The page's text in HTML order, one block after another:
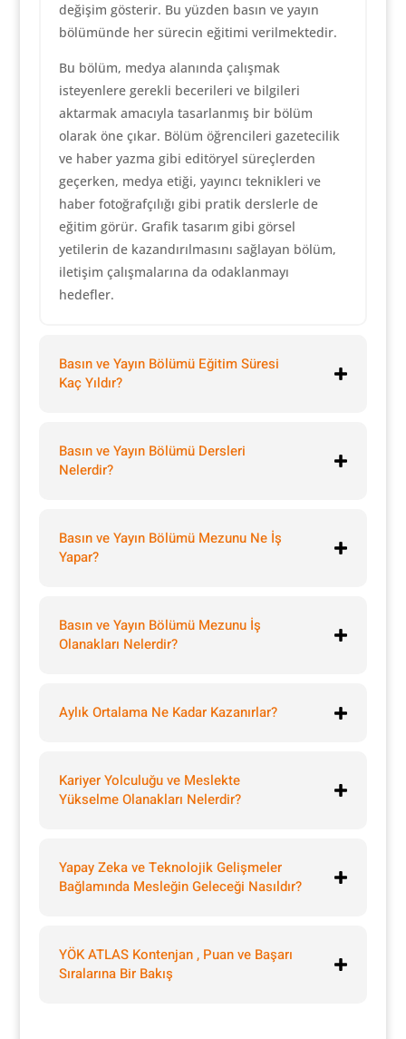
değişim gösterir. Bu yüzden basın ve yayın
bölümünde her sürecin eğitimi verilmektedir.
Bu bölüm, medya alanında çalışmak
isteyenlere gerekli becerileri ve bilgileri
aktarmak amacıyla tasarlanmış bir bölüm
olarak öne çıkar. Bölüm öğrencileri gazetecilik
ve haber yazma gibi editöryel süreçlerden
geçerken, medya etiği, yayıncı teknikleri ve
haber fotoğrafçılığı gibi pratik derslerle de
eğitim görür. Grafik tasarım gibi görsel
yetilerin de kazandırılmasını sağlayan bölüm,
iletişim çalışmalarına da odaklanmayı
hedefler.
Basın ve Yayın Bölümü Eğitim Süresi
Kaç Yıldır?
Basın ve Yayın Bölümü Dersleri
Nelerdir?
Basın ve Yayın Bölümü Mezunu Ne İş
Yapar?
Basın ve Yayın Bölümü Mezunu İş
Olanakları Nelerdir?
Aylık Ortalama Ne Kadar Kazanırlar?
Kariyer Yolculuğu ve Meslekte
Yükselme Olanakları Nelerdir?
Yapay Zeka ve Teknolojik Gelişmeler
Bağlamında Mesleğin Geleceği Nasıldır?
YÖK ATLAS Kontenjan , Puan ve Başarı
Sıralarına Bir Bakış